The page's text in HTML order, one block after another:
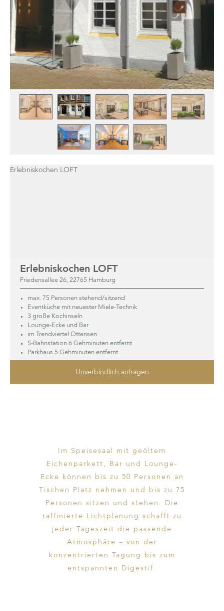
Erlebniskochen LOFT
Erlebniskochen LOFT
Friedensallee 26, 22765 Hamburg
max. 75 Personen stehend/sitzend
Eventküche mit neuester Miele-Technik
3 große Kochinseln
Lounge-Ecke und Bar
im Trendviertel Ottensen
S-Bahnstation 6 Gehminuten entfernt
Parkhaus 5 Gehminuten entfernt
Unverbindlich anfragen
Im Speisesaal mit geöltem
Eichenparkett, Bar und Lounge-
Ecke können bis zu 50 Personen an
Tischen Platz nehmen und bis zu 75
Personen sitzen und stehen. Die
raffinierte Lichtplanung schafft zu
jeder Tageszeit die passende
Atmosphäre – von der
konzentrierten Tagung bis zum
entspannten Digestif.